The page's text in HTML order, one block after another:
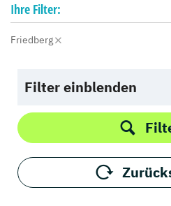
Ihre Filter:
Friedberg
Filter einblenden